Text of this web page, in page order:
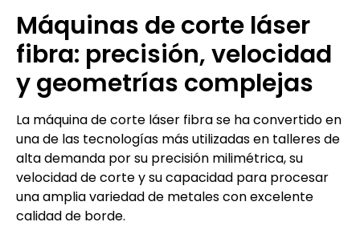
Máquinas de corte láser
fibra: precisión, velocidad
y geometrías complejas
La máquina de corte láser fibra se ha convertido en
una de las tecnologías más utilizadas en talleres de
alta demanda por su precisión milimétrica, su
velocidad de corte y su capacidad para procesar
una amplia variedad de metales con excelente
calidad de borde.